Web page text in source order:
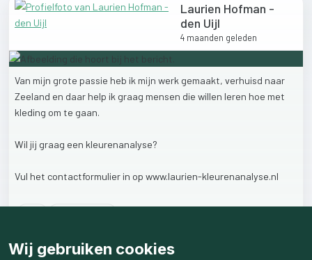
Laurien Hofman -
den Uijl
4 maanden geleden
Van mijn grote passie heb ik mijn werk gemaakt, verhuisd naar
Zeeland en daar help ik graag mensen die willen leren hoe met
kleding om te gaan.
Wil jij graag een kleurenanalyse?
Vul het contactformulier in op www.laurien-kleurenanalyse.nl
Wij gebruiken cookies